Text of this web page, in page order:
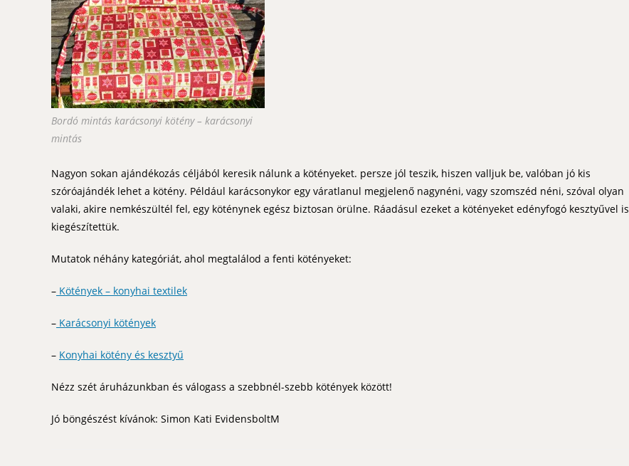
Bordó mintás karácsonyi kötény – karácsonyi
mintás
Nagyon sokan ajándékozás céljából keresik nálunk a kötényeket. persze jól teszik, hiszen valljuk be, valóban jó kis
szóróajándék lehet a kötény. Például karácsonykor egy váratlanul megjelenő nagynéni, vagy szomszéd néni, szóval olyan
valaki, akire nemkészültél fel, egy köténynek egész biztosan örülne. Ráadásul ezeket a kötényeket edényfogó kesztyűvel is
kiegészítettük.
Mutatok néhány kategóriát, ahol megtalálod a fenti kötényeket:
– Kötények – konyhai textilek
– Karácsonyi kötények
– Konyhai kötény és kesztyű
Nézz szét áruházunkban és válogass a szebbnél-szebb kötények között!
Jó böngészést kívánok: Simon Kati EvidensboltM